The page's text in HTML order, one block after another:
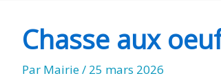
Chasse aux
Par Mairie/ 25 mars 2026